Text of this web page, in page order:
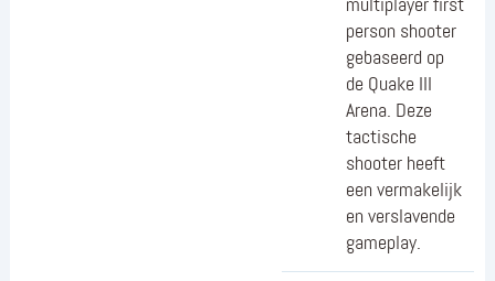
multiplayer first
person shooter
gebaseerd op
de Quake III
Arena. Deze
tactische
shooter heeft
een vermakelijk
en verslavende
gameplay.